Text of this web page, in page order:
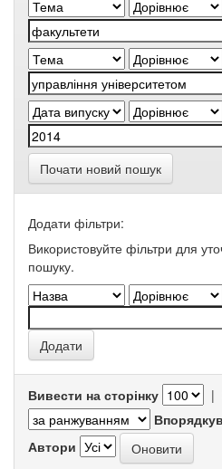
Почати новий пошук
Додати фільтри:
Використовуйте фільтри для
пошуку.
Вивести на сторінку |
Автори